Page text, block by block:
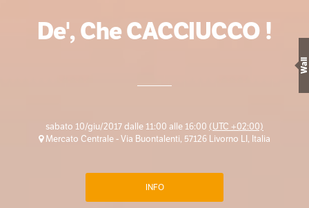
De', Che CACCIUCCO !
sabato 10/giu/2017 dalle 11:00 alle 16:00 (UTC +02:00)
Mercato Centrale - Via Buontalenti, 57126 Livorno LI, Italia
INFO
Wall